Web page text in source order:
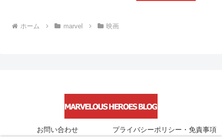
ホーム marvel 映画
お問い合わせ プライバシーポリシー・免責事項